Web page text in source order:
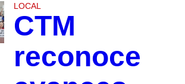
LOCAL
CTM
reconoce